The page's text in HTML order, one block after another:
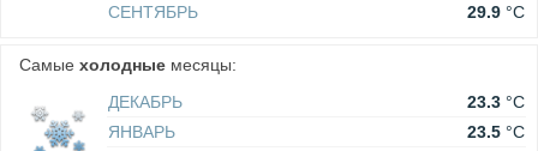
СЕНТЯБРЬ
29.9 °C
Самые холодные месяцы:
ДЕКАБРЬ
23.3 °C
ЯНВАРЬ
23.5 °C